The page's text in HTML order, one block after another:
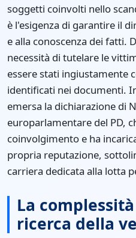
soggetti coinvolti nello
è l'esigenza di garantire il
e alla conoscenza dei fatti.
necessità di tutelare le
essere stati ingiustamente
identificati nei documenti.
emersa la dichiarazione di
europarlamentare del PD,
coinvolgimento e ha
propria reputazione,
carriera dedicata alla lotta
La
ricerca della